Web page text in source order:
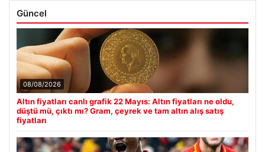
Güncel
08/08/2026
Altın fiyatları canlı grafik 22 Mayıs: Altın fiyatları ne oldu,
düştü mü, çıktı mı? Gram, çeyrek ve tam altın alış satış
fiyatları